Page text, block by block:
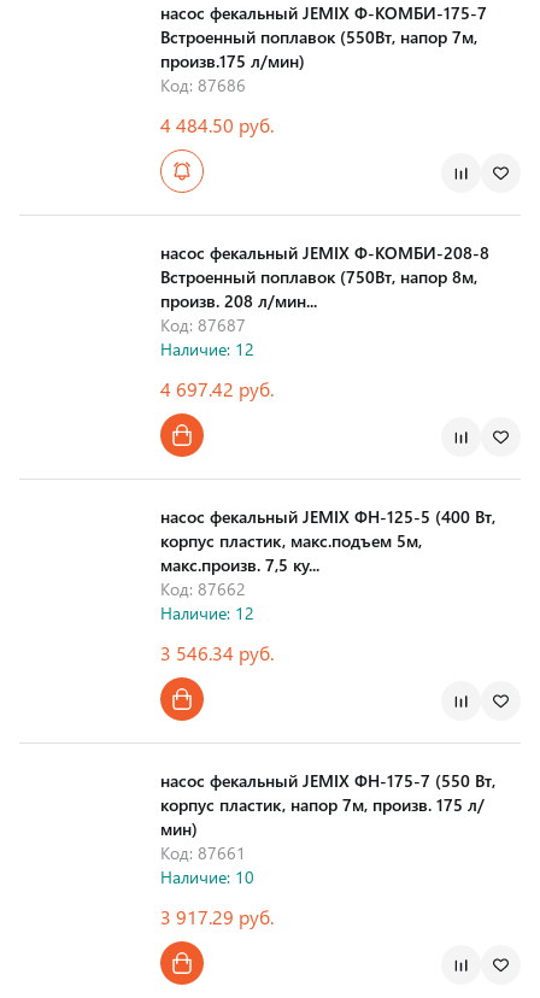
насос фекальный JEMIX Ф-КОМБИ-175-7
Встроенный поплавок (550Вт, напор 7м,
произв.175 л/мин)
Код: 87686
4 484.50 руб.
насос фекальный JEMIX Ф-КОМБИ-208-8
Встроенный поплавок (750Вт, напор 8м,
произв. 208 л/мин...
Код: 87687
Наличие: 12
4 697.42 руб.
насос фекальный JEMIX ФН-125-5 (400 Вт,
корпус пластик, макс.подъем 5м,
макс.произв. 7,5 ку...
Код: 87662
Наличие: 12
3 546.34 руб.
насос фекальный JEMIX ФН-175-7 (550 Вт,
корпус пластик, напор 7м, произв. 175 л/
мин)
Код: 87661
Наличие: 10
3 917.29 руб.